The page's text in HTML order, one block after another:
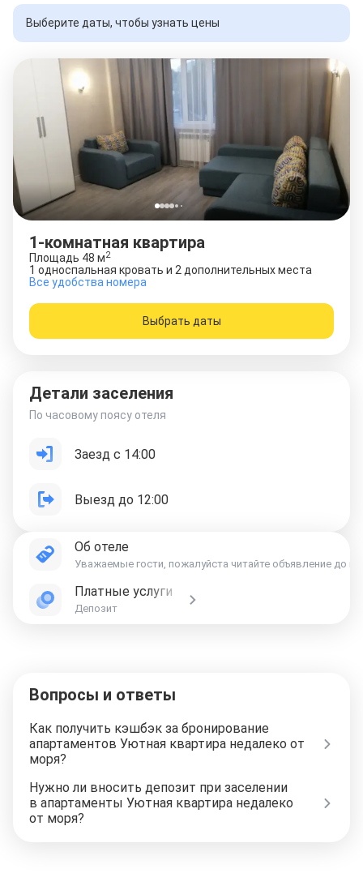
Выберите даты, чтобы узнать цены
1-комнатная квартира
Площадь 48 м2
1 односпальная кровать и 2 дополнительных места
Все удобства номера
Выбрать даты
Детали заселения
По часовому поясу отеля
Заезд с 14:00
Выезд до 12:00
Об отеле
Уважаемые гости, пожалуйста читайте объявление до
Платные услуги
Депозит
Вопросы и ответы
Как получить кэшбэк за бронирование
апартаментов Уютная квартира недалеко от
моря?
Нужно ли вносить депозит при заселении
в апартаменты Уютная квартира недалеко
от моря?